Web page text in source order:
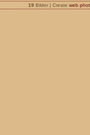
19 Bilder | Create web